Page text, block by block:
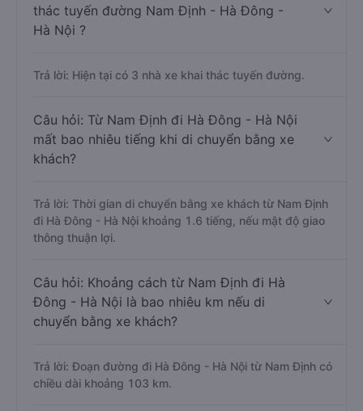
thác tuyến đường Nam Định - Hà Đông -
Hà Nội ?
Trả lời: Hiện tại có 3 nhà xe khai thác tuyến đường.
Câu hỏi: Từ Nam Định đi Hà Đông - Hà Nội
mất bao nhiêu tiếng khi di chuyển bằng xe
khách?
Trả lời: Thời gian di chuyển bằng xe khách từ Nam Định
đi Hà Đông - Hà Nội khoảng 1.6 tiếng, nếu mật độ giao
thông thuận lợi.
Câu hỏi: Khoảng cách từ Nam Định đi Hà
Đông - Hà Nội là bao nhiêu km nếu di
chuyển bằng xe khách?
Trả lời: Đoạn đường đi Hà Đông - Hà Nội từ Nam Định có
chiều dài khoảng 103 km.